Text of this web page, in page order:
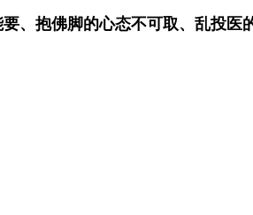
、抱佛脚的心态不可取、乱投医